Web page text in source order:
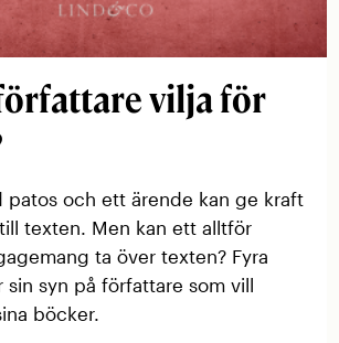
vilja för
patos och ett ärende kan ge kraft
texten. Men kan ett alltför
ta över texten? Fyra
sin syn på författare som vill
böcker.